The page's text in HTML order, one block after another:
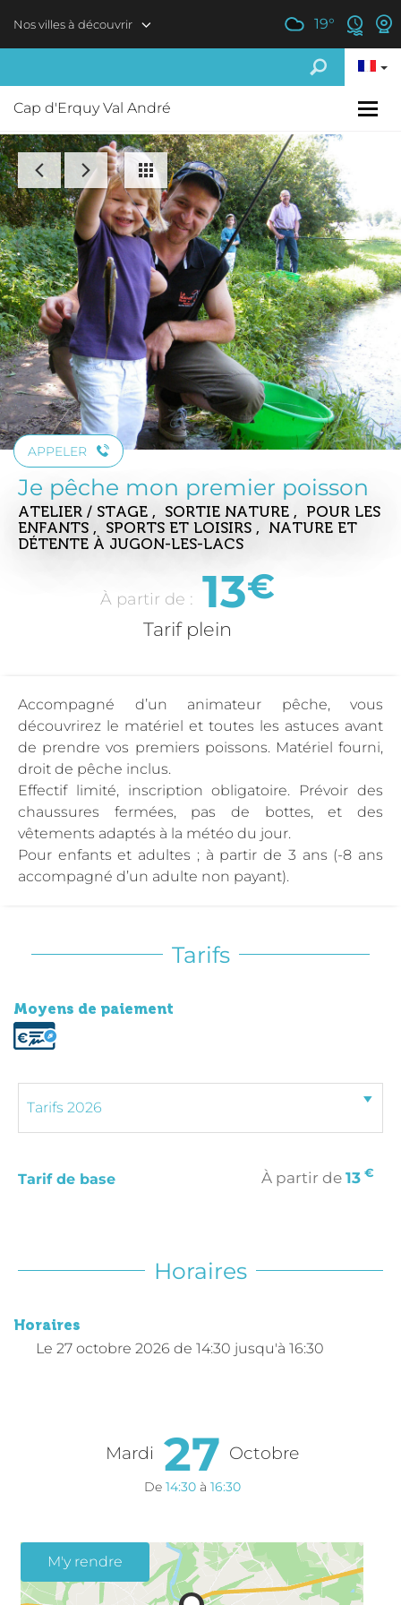
Nos villes à découvrir 19°
Cap d'Erquy Val André
APPELER
Je pêche mon premier poisson
ATELIER / STAGE , SORTIE NATURE , POUR LES
ENFANTS , SPORTS ET LOISIRS , NATURE ET
DÉTENTE À JUGON-LES-LACS
À partir de : 13€
Tarif plein
Accompagné d’un animateur pêche, vous
découvrirez le matériel et toutes les astuces avant
de prendre vos premiers poissons. Matériel fourni,
droit de pêche inclus.
Effectif limité, inscription obligatoire. Prévoir des
chaussures fermées, pas de bottes, et des
vêtements adaptés à la météo du jour.
Pour enfants et adultes ; à partir de 3 ans (-8 ans
accompagné d’un adulte non payant).
Tarifs
Moyens de paiement
Tarif de base À partir de 13 €
Horaires
Horaires
Le 27 octobre 2026 de 14:30 jusqu'à 16:30
Mardi 27 Octobre
De 14:30 à 16:30
M'y rendre